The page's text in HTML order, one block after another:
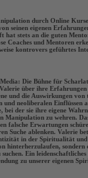
durch Online
seinen eigenen
hat stets an die guten
Coaches und Mentoren
kontrovers geführtes
Die Bühne für
über ihre
und die Auswirkungen
und neoliberalen
bei der sie ihre eigene
Manipulation zu wehren.
falsche Erwartungen
Suche ablenken. Valerie
in der Spiritualität
hinterherzulaufen, sondern
suchen. Ein
zu unserer eigenen